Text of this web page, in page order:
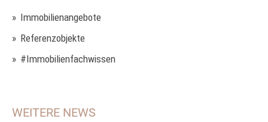
Immobilienangebote
Referenzobjekte
#Immobilienfachwissen
WEITERE NEWS